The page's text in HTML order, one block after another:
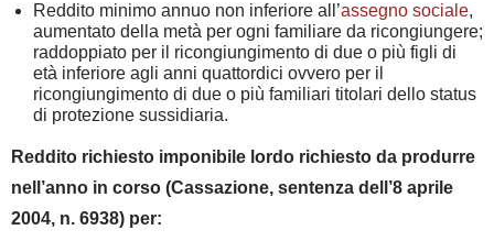
Reddito minimo annuo non inferiore all’assegno sociale,
aumentato della metà per ogni familiare da ricongiungere;
raddoppiato per il ricongiungimento di due o più figli di
età inferiore agli anni quattordici ovvero per il
ricongiungimento di due o più familiari titolari dello status
di protezione sussidiaria.
Reddito richiesto imponibile lordo richiesto da produrre
nell’anno in corso (Cassazione, sentenza dell’8 aprile
2004, n. 6938) per: